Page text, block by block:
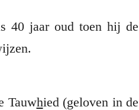
Tauwhied (geloven in de